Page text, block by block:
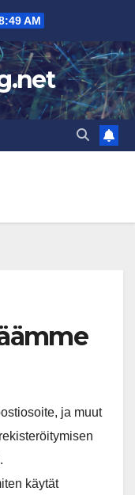
AM
ja muut
käytät